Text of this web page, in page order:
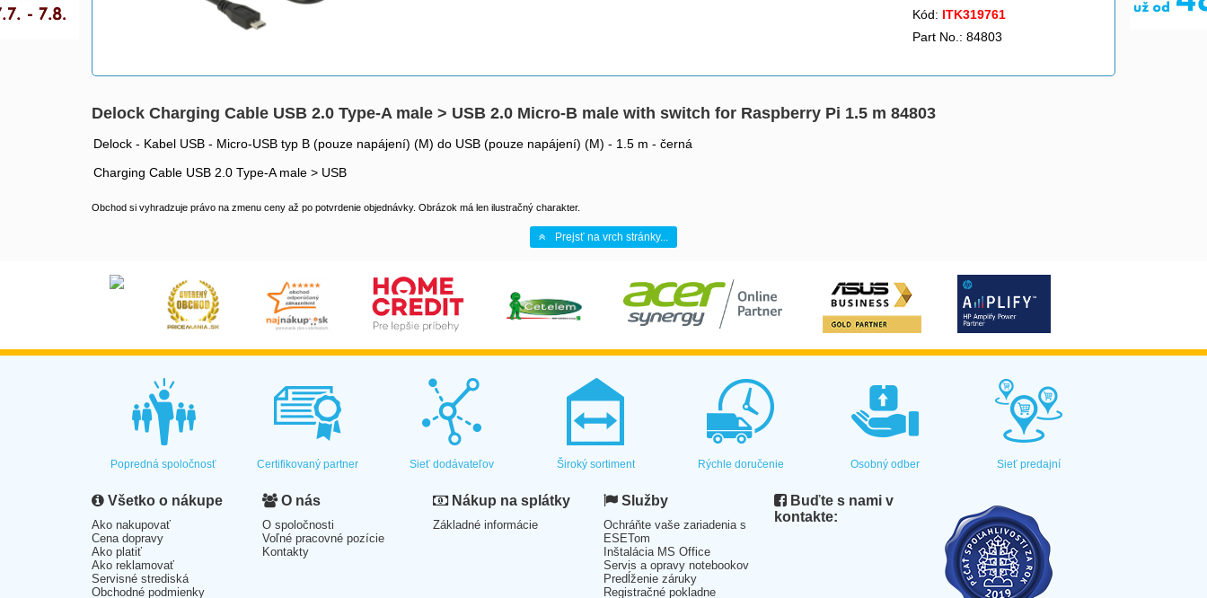
Kód: ITK319761
Part No.: 84803
Delock Charging Cable USB 2.0 Type-A male > USB 2.0 Micro-B male with switch for Raspberry Pi 1.5 m 84803
Delock - Kabel USB - Micro-USB typ B (pouze napájení) (M) do USB (pouze napájení) (M) - 1.5 m - černá
Charging Cable USB 2.0 Type-A male > USB
Obchod si vyhradzuje právo na zmenu ceny až po potvrdenie objednávky. Obrázok má len ilustračný charakter.
Prejsť na vrch stránky...
Popredná spoločnosť Certifikovaný partner Sieť dodávateľov Široký sortiment Rýchle doručenie Osobný odber Sieť predajní
Všetko o nákupe
Ako nakupovať
Cena dopravy
Ako platiť
Ako reklamovať
Servisné strediská
Obchodné podmienky
O nás
O spoločnosti
Voľné pracovné pozície
Kontakty
Nákup na splátky
Základné informácie
Služby
Ochráňte vaše zariadenia s
ESETom
Inštalácia MS Office
Servis a opravy notebookov
Predĺženie záruky
Registračné pokladne
Buďte s nami v
kontakte: